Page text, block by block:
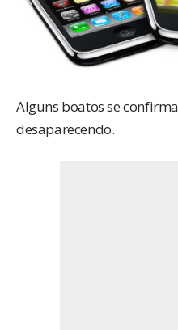
Alguns boatos se
desaparecendo.